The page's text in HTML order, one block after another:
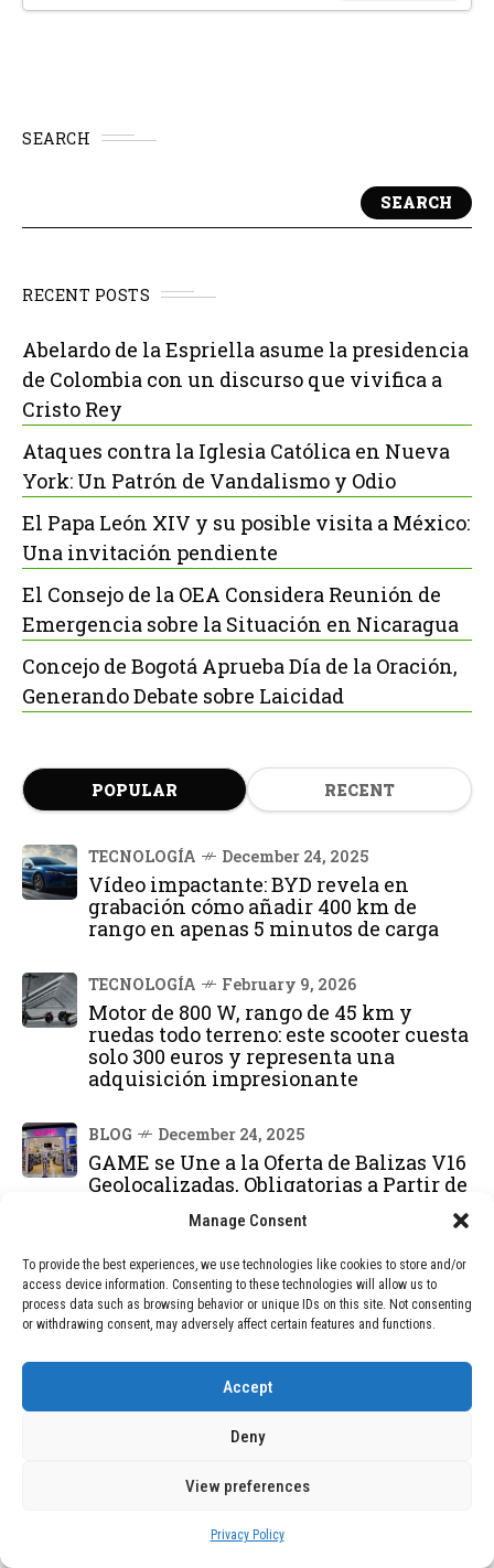
Manage Consent
To provide the best experiences, we use technologies like cookies to store and/or
access device information. Consenting to these technologies will allow us to
process data such as browsing behavior or unique IDs on this site. Not consenting
or withdrawing consent, may adversely affect certain features and functions.
Accept
Deny
View preferences
Privacy Policy
SEARCH
SEARCH
RECENT POSTS
Abelardo de la Espriella asume la presidencia
de Colombia con un discurso que vivifica a
Cristo Rey
Ataques contra la Iglesia Católica en Nueva
York: Un Patrón de Vandalismo y Odio
El Papa León XIV y su posible visita a México:
Una invitación pendiente
El Consejo de la OEA Considera Reunión de
Emergencia sobre la Situación en Nicaragua
Concejo de Bogotá Aprueba Día de la Oración,
Generando Debate sobre Laicidad
POPULAR RECENT
TECNOLOGÍA December 24, 2025
Vídeo impactante: BYD revela en
grabación cómo añadir 400 km de
rango en apenas 5 minutos de carga
TECNOLOGÍA February 9, 2026
Motor de 800 W, rango de 45 km y
ruedas todo terreno: este scooter cuesta
solo 300 euros y representa una
adquisición impresionante
BLOG December 24, 2025
GAME se Une a la Oferta de Balizas V16
Geolocalizadas, Obligatorias a Partir de
BLOG December 24, 2025
Devastadora Explosión en Residencia
de Ancianos de Pensilvania Deja al
Menos Dos Víctimas Fatales
DEAL OF THE MONTH
Vídeo impactante: BYD revela en
en apenas 5 minutos de carga